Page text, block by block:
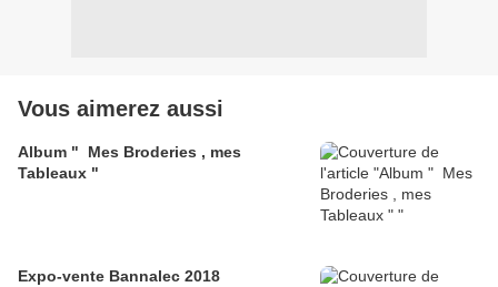
Vous aimerez aussi
Album " Mes Broderies , mes
Tableaux "
Expo-vente Bannalec 2018